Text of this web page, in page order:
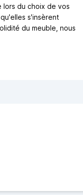
lors du choix de vos
s'insèrent
du meuble, nous